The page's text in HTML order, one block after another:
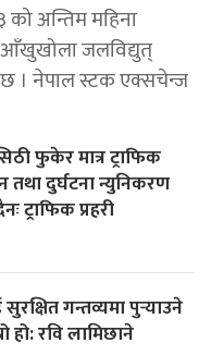
को अन्तिम महिना
आँखुखोला जलविद्युत्
छ । नेपाल स्टक एक्सचेन्ज
फुकेर मात्र ट्राफिक
तथा दुर्घटना न्युनिकरण
ट्राफिक प्रहरी
गन्तव्यमा पुर्‍याउने
हो: रवि लामिछाने